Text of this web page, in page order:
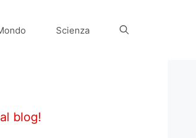
Scienza
blog!